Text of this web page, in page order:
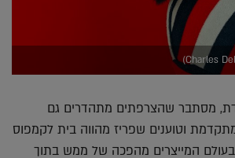
מסתבר שהצרפתים מתהדרים גם
וטוענים שפריז מהווה בית לקמפוס
המייצרים מהפכה של ממש בתוך